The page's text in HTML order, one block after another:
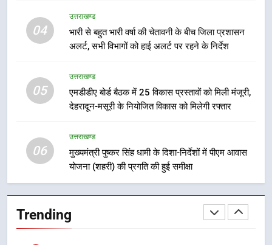
04
उत्तराखण्ड
भारी से बहुत भारी वर्षा की चेतावनी के बीच जिला प्रशासन
अलर्ट, सभी विभागों को हाई अलर्ट पर रहने के निर्देश
05
उत्तराखण्ड
एमडीडीए बोर्ड बैठक में 25 विकास प्रस्तावों को मिली मंजूरी,
देहरादून-मसूरी के नियोजित विकास को मिलेगी रफ्तार
06
उत्तराखण्ड
मुख्यमंत्री पुष्कर सिंह धामी के दिशा-निर्देशों में पीएम आवास
योजना (शहरी) की प्रगति की हुई समीक्षा
Trending
8
भारी बारिश का अलर्ट! 6 अगस्त को
देहरादून में स्कूल बंद
1
वाले महीनों में हजारों पदों पर की जाएगी
भर्ती
उत्तराखण्ड
2
दिल्ली-देहरादून आर्थिक कॉरिडोर से जुड़ी
12 किमी ग्रीनफील्ड बाईपास परियोजना